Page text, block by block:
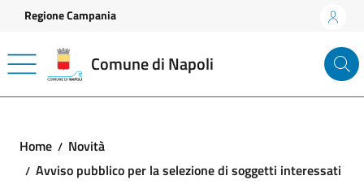
Vai ai contenuti
Vai al footer
Regione Campania
Comune di Napoli
Home
Novità
Avviso pubblico per la selezione di soggetti interessati